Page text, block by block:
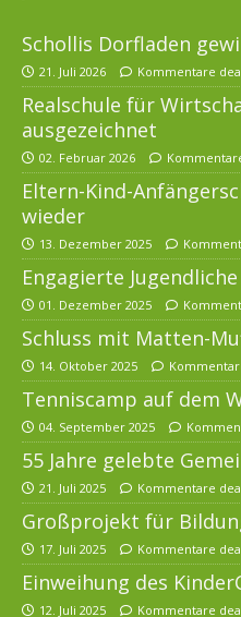
Schollis Dorfladen
21. Juli 2026 Kommentare
Realschule für
ausgezeichnet
02. Februar 2026
Eltern-Kind-
wieder
13. Dezember 2025
Engagierte
01. Dezember 2025
Schluss mit Matten-
14. Oktober 2025
Tenniscamp auf dem
04. September 2025
55 Jahre gelebte
21. Juli 2025 Kommentare
Großprojekt für
17. Juli 2025 Kommentare
Einweihung des
12. Juli 2025 Kommentare